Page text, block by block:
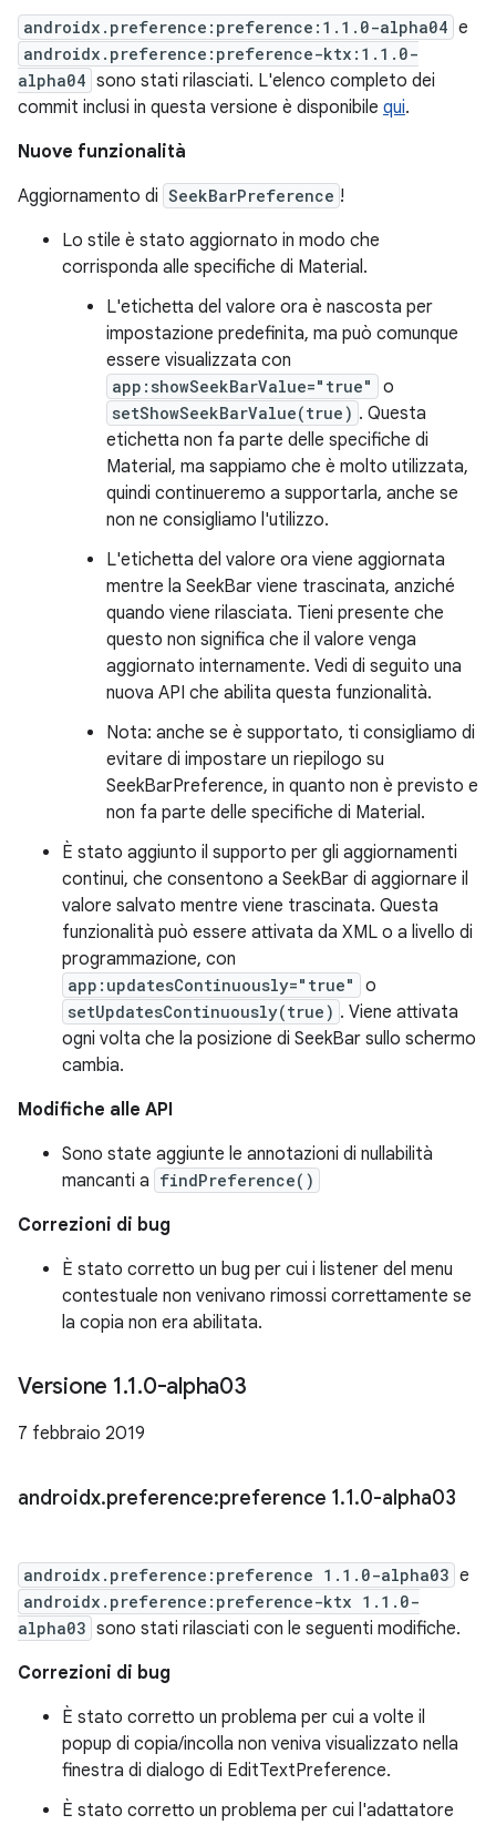
androidx.preference:preference:1.1.0-alpha04 e
androidx.preference:preference-ktx:1.1.0-
alpha04 sono stati rilasciati. L'elenco completo dei
commit inclusi in questa versione è disponibile qui.
Nuove funzionalità
Aggiornamento di SeekBarPreference !
Lo stile è stato aggiornato in modo che
corrisponda alle specifiche di Material.
L'etichetta del valore ora è nascosta per
impostazione predefinita, ma può comunque
essere visualizzata con
app:showSeekBarValue="true" o
setShowSeekBarValue(true) . Questa
etichetta non fa parte delle specifiche di
Material, ma sappiamo che è molto utilizzata,
quindi continueremo a supportarla, anche se
non ne consigliamo l'utilizzo.
L'etichetta del valore ora viene aggiornata
mentre la SeekBar viene trascinata, anziché
quando viene rilasciata. Tieni presente che
questo non significa che il valore venga
aggiornato internamente. Vedi di seguito una
nuova API che abilita questa funzionalità.
Nota: anche se è supportato, ti consigliamo di
evitare di impostare un riepilogo su
SeekBarPreference, in quanto non è previsto e
non fa parte delle specifiche di Material.
È stato aggiunto il supporto per gli aggiornamenti
continui, che consentono a SeekBar di aggiornare il
valore salvato mentre viene trascinata. Questa
funzionalità può essere attivata da XML o a livello di
programmazione, con
app:updatesContinuously="true" o
setUpdatesContinuously(true) . Viene attivata
ogni volta che la posizione di SeekBar sullo schermo
cambia.
Modifiche alle API
Sono state aggiunte le annotazioni di nullabilità
mancanti a findPreference()
Correzioni di bug
È stato corretto un bug per cui i listener del menu
contestuale non venivano rimossi correttamente se
la copia non era abilitata.
Versione 1.1.0-alpha03
7 febbraio 2019
androidx.preference:preference 1.1.0-alpha03
androidx.preference:preference 1.1.0-alpha03 e
androidx.preference:preference-ktx 1.1.0-
alpha03 sono stati rilasciati con le seguenti modifiche.
Correzioni di bug
È stato corretto un problema per cui a volte il
popup di copia/incolla non veniva visualizzato nella
finestra di dialogo di EditTextPreference.
È stato corretto un problema per cui l'adattatore